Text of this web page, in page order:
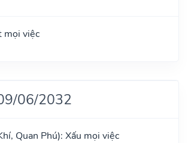
mọi việc
06/2032
Quan Phú): Xấu mọi việc